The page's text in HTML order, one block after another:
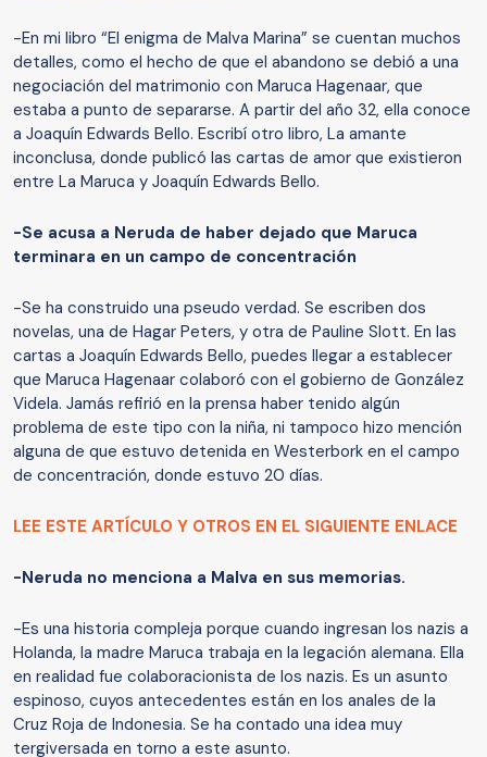
-En mi libro “El enigma de Malva Marina” se cuentan muchos
detalles, como el hecho de que el abandono se debió a una
negociación del matrimonio con Maruca Hagenaar, que
estaba a punto de separarse. A partir del año 32, ella conoce
a Joaquín Edwards Bello. Escribí otro libro, La amante
inconclusa, donde publicó las cartas de amor que existieron
entre La Maruca y Joaquín Edwards Bello.
-Se acusa a Neruda de haber dejado que Maruca
terminara en un campo de concentración
-Se ha construido una pseudo verdad. Se escriben dos
novelas, una de Hagar Peters, y otra de Pauline Slott. En las
cartas a Joaquín Edwards Bello, puedes llegar a establecer
que Maruca Hagenaar colaboró con el gobierno de González
Videla. Jamás refirió en la prensa haber tenido algún
problema de este tipo con la niña, ni tampoco hizo mención
alguna de que estuvo detenida en Westerbork en el campo
de concentración, donde estuvo 20 días.
LEE ESTE ARTÍCULO Y OTROS EN EL SIGUIENTE ENLACE
-Neruda no menciona a Malva en sus memorias.
-Es una historia compleja porque cuando ingresan los nazis a
Holanda, la madre Maruca trabaja en la legación alemana. Ella
en realidad fue colaboracionista de los nazis. Es un asunto
espinoso, cuyos antecedentes están en los anales de la
Cruz Roja de Indonesia. Se ha contado una idea muy
tergiversada en torno a este asunto.